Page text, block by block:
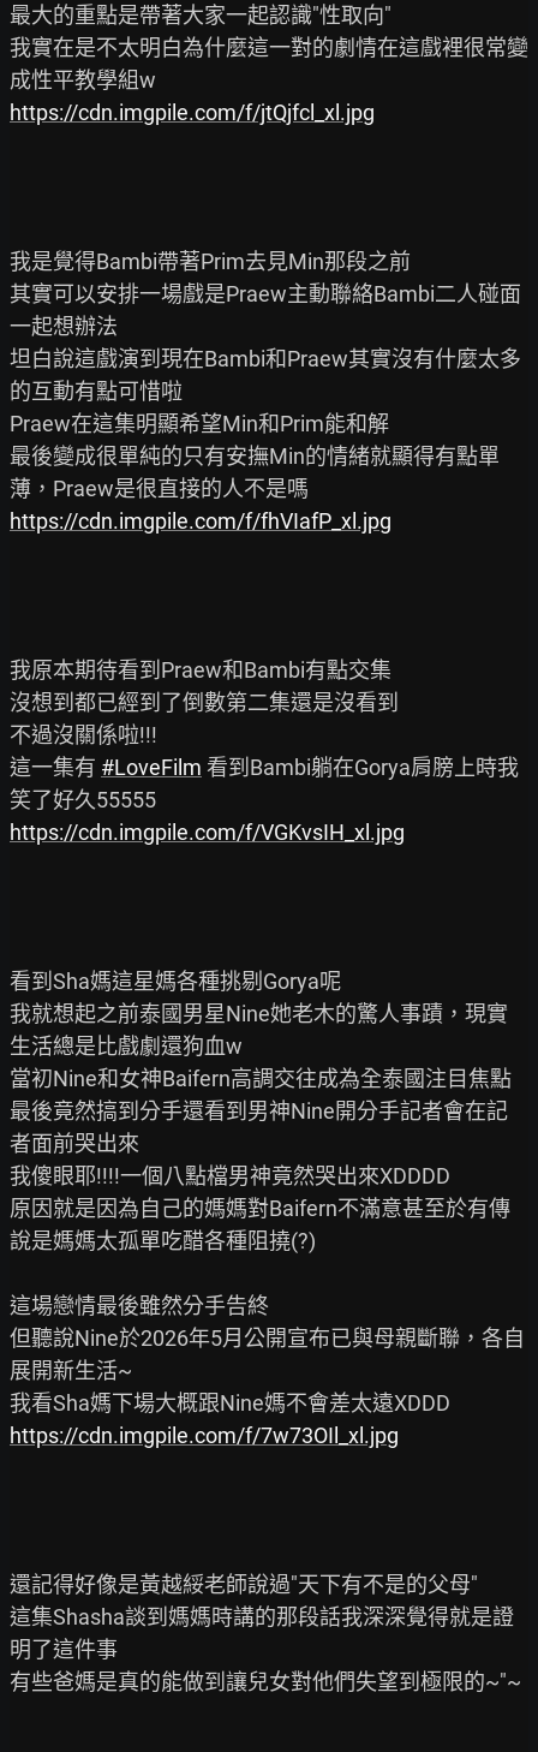
最大的重點是帶著大家一起認識"性取向"
我實在是不太明白為什麼這一對的劇情在這戲裡很常變
https://cdn.imgpile.com/f/jtQjfcl_xl.jpg
我是覺得Bambi帶著Prim去見Min那段之前
其實可以安排一場戲是Praew主動聯絡Bambi二人碰面
一起想辦法
坦白說這戲演到現在Bambi和Praew其實沒有什麼太多
的互動有點可惜啦
Praew在這集明顯希望Min和Prim能和解
最後變成很單純的只有安撫Min的情緒就顯得有點單
https://cdn.imgpile.com/f/fhVIafP_xl.jpg
我原本期待看到Praew和Bambi有點交集
沒想到都已經到了倒數第二集還是沒看到
不過沒關係啦!!!
這一集有 #LoveFilm 看到Bambi躺在Gorya肩膀上時我
https://cdn.imgpile.com/f/VGKvsIH_xl.jpg
看到Sha媽這星媽各種挑剔Gorya呢
我就想起之前泰國男星Nine她老木的驚人事蹟，現實
生活總是比戲劇還狗血w
當初Nine和女神Baifern高調交往成為全泰國注目焦點
最後竟然搞到分手還看到男神Nine開分手記者會在記
者面前哭出來
我傻眼耶!!!!一個八點檔男神竟然哭出來XDDDD
原因就是因為自己的媽媽對Baifern不滿意甚至於有傳
說是媽媽太孤單吃醋各種阻撓(?)
這場戀情最後雖然分手告終
但聽說Nine於2026年5月公開宣布已與母親斷聯，各自
展開新生活~
https://cdn.imgpile.com/f/7w73OIl_xl.jpg
還記得好像是黃越綏老師說過"天下有不是的父母"
這集Shasha談到媽媽時講的那段話我深深覺得就是證
明了這件事
有些爸媽是真的能做到讓兒女對他們失望到極限的~"~